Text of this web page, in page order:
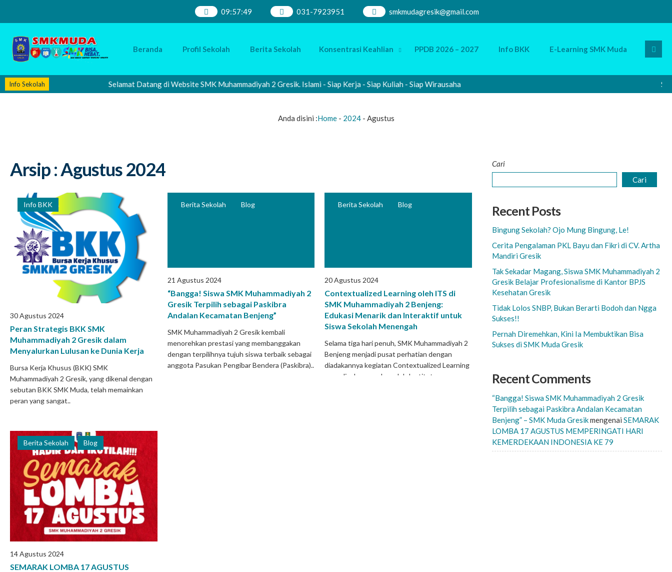
09:57:49 031-7923951 smkmudagresik@gmail.com
Beranda Profil Sekolah Berita Sekolah Konsentrasi Keahlian PPDB 2026 – 2027 Info BKK E-Learning SMK Muda
Info Sekolah Selamat Datang di Website SMK Muhammadiyah 2 Gresik. Islami - Siap Kerja - Siap Kuliah - Siap Wirausaha
Anda disini :Home- 2024- Agustus
Arsip : Agustus 2024
Info BKK
30 Agustus 2024
Peran Strategis BKK SMK
Muhammadiyah 2 Gresik dalam
Menyalurkan Lulusan ke Dunia Kerja
Bursa Kerja Khusus (BKK) SMK
Muhammadiyah 2 Gresik, yang dikenal dengan
sebutan BKK SMK Muda, telah memainkan
peran yang sangat..
Berita Sekolah Blog
21 Agustus 2024
“Bangga! Siswa SMK Muhammadiyah 2
Gresik Terpilih sebagai Paskibra
Andalan Kecamatan Benjeng”
SMK Muhammadiyah 2 Gresik kembali
menorehkan prestasi yang membanggakan
dengan terpilihnya tujuh siswa terbaik sebagai
anggota Pasukan Pengibar Bendera (Paskibra)..
Berita Sekolah Blog
20 Agustus 2024
Contextualized Learning oleh ITS di
SMK Muhammadiyah 2 Benjeng:
Edukasi Menarik dan Interaktif untuk
Siswa Sekolah Menengah
Selama tiga hari penuh, SMK Muhammadiyah 2
Benjeng menjadi pusat perhatian dengan
diadakannya kegiatan Contextualized Learning
yang diselenggarakan oleh Institut..
Berita Sekolah Blog
14 Agustus 2024
SEMARAK LOMBA 17 AGUSTUS
Cari
Cari
Recent Posts
Bingung Sekolah? Ojo Mung Bingung, Le!
Cerita Pengalaman PKL Bayu dan Fikri di CV. Artha
Mandiri Gresik
Tak Sekadar Magang, Siswa SMK Muhammadiyah 2
Gresik Belajar Profesionalisme di Kantor BPJS
Kesehatan Gresik
Tidak Lolos SNBP, Bukan Berarti Bodoh dan Ngga
Sukses!!
Pernah Diremehkan, Kini Ia Membuktikan Bisa
Sukses di SMK Muda Gresik
Recent Comments
“Bangga! Siswa SMK Muhammadiyah 2 Gresik
Terpilih sebagai Paskibra Andalan Kecamatan
Benjeng” – SMK Muda Gresikmengenai SEMARAK
LOMBA 17 AGUSTUS MEMPERINGATI HARI
KEMERDEKAAN INDONESIA KE 79